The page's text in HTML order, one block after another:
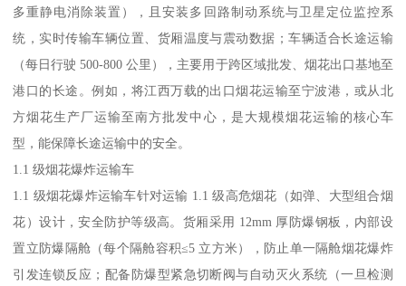
多重静电消除装置），且安装多回路制动系统与卫星定位监控系
统，实时传输车辆位置、货厢温度与震动数据；车辆适合长途运输
（每日行驶 500-800 公里），主要用于跨区域批发、烟花出口基地至
港口的长途。例如，将江西万载的出口烟花运输至宁波港，或从北
方烟花生产厂运输至南方批发中心，是大规模烟花运输的核心车
型，能保障长途运输中的安全。​
1.1 级烟花爆炸运输车​
1.1 级烟花爆炸运输车针对运输 1.1 级高危烟花（如弹、大型组合烟
花）设计，安全防护等级高。货厢采用 12mm 厚防爆钢板，内部设
置立防爆隔舱（每个隔舱容积≤5 立方米），防止单一隔舱烟花爆炸
引发连锁反应；配备防爆型紧急切断阀与自动灭火系统（一旦检测